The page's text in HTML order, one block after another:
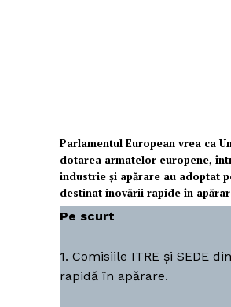
Parlamentul European vrea ca
dotarea armatelor europene,
industrie și apărare au adoptat
destinat inovării rapide în
Pe scurt
1. Comisiile ITRE și SEDE
rapidă în apărare.